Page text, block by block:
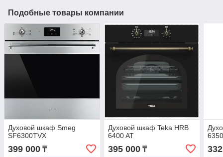
Подобные товары компании
Духовой шкаф Smeg
SF6300TVX
399 000 ₸
Духовой шкаф Teka HRB
6400 AT
395 000₸